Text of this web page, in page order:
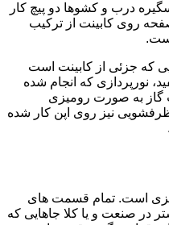
درب و کشوها دو پیچ کار
روی کابینت از ترکیب
که جزئی از کابینت است
نورپردازی که انجام شده
گاز به صورت رومیزی
نیز روی اپن کار شده
فلزی است. تمام قسمت های
در صنعت و یا کلا جاهایی که